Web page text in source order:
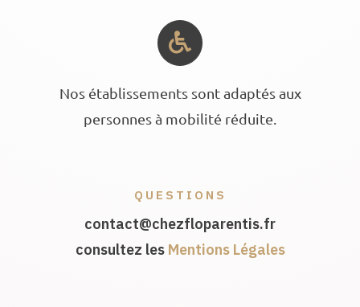
QUESTIONS
contact@chezfloparentis.fr
consultez les Mentions Légales
Nos établissements sont adaptés aux
personnes à mobilité réduite.